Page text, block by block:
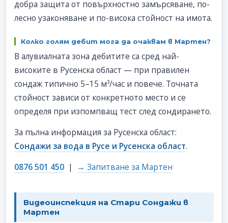
добра защита от повърхностно замърсяване, по-
лесно узаконяване и по-висока стойност на имота.
Колко голям дебит мога да очаквам в Мартен?
В алувиалната зона дебитите са сред най-
високите в Русенска област — при правилен
сондаж типично 5–15 м³/час и повече. Точната
стойност зависи от конкретното место и се
определя при изпомпващ тест след сондирането.
За пълна информация за Русенска област:
Сондажи за вода в Русе и Русенска област.
0876 501 450 | → Запитване за Мартен
Видеоинспекция на Стари Сондажи в
Мартен